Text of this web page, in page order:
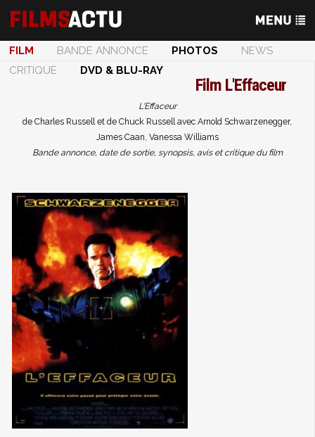
FILM BANDE ANNONCE PHOTOS
NEWS
CRITIQUE
DVD & BLU-RAY
Film L'Effaceur
L'Effaceur
de Charles Russell et de Chuck Russell avec Arnold Schwarzenegger,
James Caan, Vanessa Williams
Bande annonce, date de sortie, synopsis, avis et critique du film